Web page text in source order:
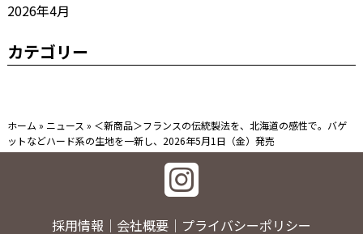
2026年4月
カテゴリー
ホーム » ニュース » ＜新商品＞フランスの伝統製法を、北海道の感性で。バゲ
ットなどハード系の生地を一新し、2026年5月1日（金）発売
採用情報 会社概要 プライバシーポリシー